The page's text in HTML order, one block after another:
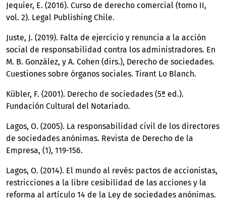
Jequier, E. (2016). Curso de derecho comercial (tomo II,
vol. 2). Legal Publishing Chile.
Juste, J. (2019). Falta de ejercicio y renuncia a la acción
social de responsabilidad contra los administradores. En
M. B. González, y A. Cohen (dirs.), Derecho de sociedades.
Cuestiones sobre órganos sociales. Tirant Lo Blanch.
Kübler, F. (2001). Derecho de sociedades (5ª ed.).
Fundación Cultural del Notariado.
Lagos, O. (2005). La responsabilidad civil de los directores
de sociedades anónimas. Revista de Derecho de la
Empresa, (1), 119-156.
Lagos, O. (2014). El mundo al revés: pactos de accionistas,
restricciones a la libre cesibilidad de las acciones y la
reforma al artículo 14 de la Ley de sociedades anónimas.